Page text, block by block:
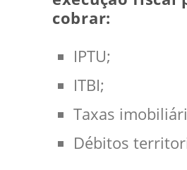
cobrar:
IPTU;
ITBI;
Taxas
Débitos